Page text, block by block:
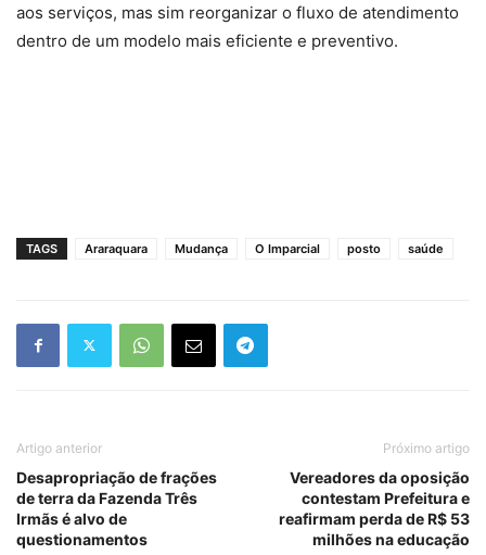
aos serviços, mas sim reorganizar o fluxo de atendimento
dentro de um modelo mais eficiente e preventivo.
TAGS Araraquara Mudança O Imparcial posto saúde
Artigo anterior
Desapropriação de frações
de terra da Fazenda Três
Irmãs é alvo de
questionamentos
Próximo artigo
Vereadores da oposição
contestam Prefeitura e
reafirmam perda de R$ 53
milhões na educação